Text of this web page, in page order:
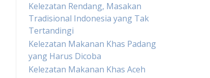
Kelezatan Rendang, Masakan
Tradisional Indonesia yang Tak
Tertandingi
Kelezatan Makanan Khas Padang
yang Harus Dicoba
Kelezatan Makanan Khas Aceh